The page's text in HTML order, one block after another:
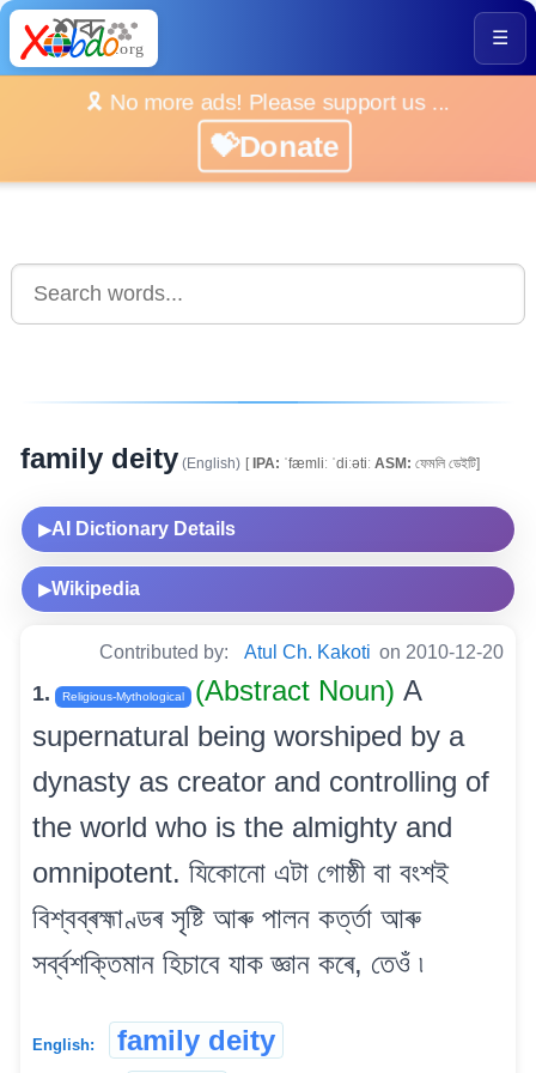
☰
🎗️ No more ads! Please support us ...
💝Donate
family deity (English) [IPA: ˈfæmliː ˈdiːətiː ASM: ফেমলি ডেইটি]
▶AI Dictionary Details
▶Wikipedia
Contributed by: Atul Ch. Kakoti on 2010-12-20
1. Religious-Mythological (Abstract Noun) A
supernatural being worshiped by a
dynasty as creator and controlling of
the world who is the almighty and
omnipotent. যিকোনো এটা গোষ্ঠী বা বংশই
বিশ্বব্ৰহ্মাণ্ডৰ সৃষ্টি আৰু পালন কৰ্ত্তা আৰু
সৰ্ব্বশক্তিমান হিচাবে যাক জ্ঞান কৰে, তেওঁ ৷
English: family deity